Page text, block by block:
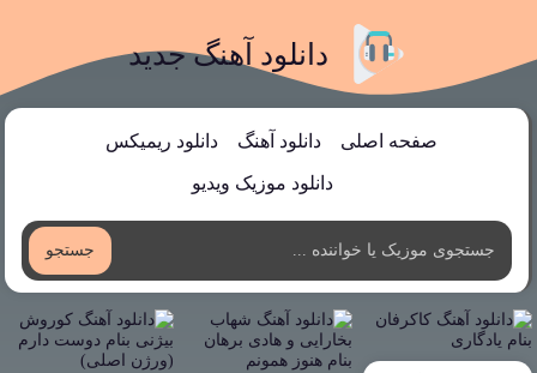
دانلود آهنگ جدید
صفحه اصلی دانلود آهنگ دانلود ریمیکس
دانلود موزیک ویدیو
جستجو